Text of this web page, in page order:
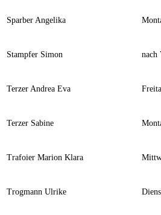
Sparber Angelika
Stampfer Simon nach
Terzer Andrea Eva
Terzer Sabine
Trafoier Marion Klara
Trogmann Ulrike